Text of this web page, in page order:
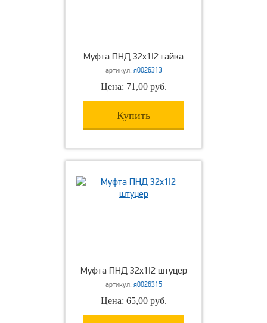
Муфта ПНД 32х1I2 гайка
артикул: я0026313
Цена: 71,00 руб.
Купить
Муфта ПНД 32х1I2 штуцер
артикул: я0026315
Цена: 65,00 руб.